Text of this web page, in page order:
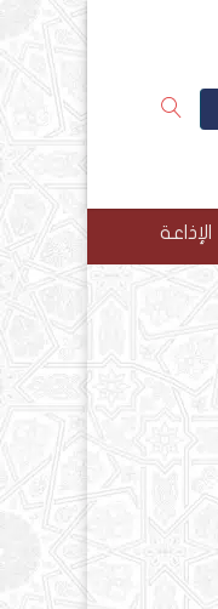
الإذاعة